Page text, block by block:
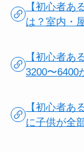
【初心者あ
は？室内・
【初心者あ
3200〜6400
【初心者あ
に子供が全